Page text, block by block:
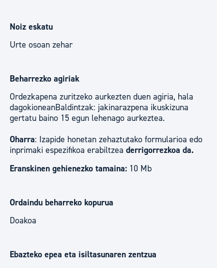
Noiz eskatu
Urte osoan zehar
Beharrezko agiriak
Ordezkapena zuritzeko aurkezten duen agiria, hala
dagokioneanBaldintzak: jakinarazpena ikuskizuna
gertatu baino 15 egun lehenago aurkeztea.
Oharra: Izapide honetan zehaztutako formularioa edo
inprimaki espezifikoa erabiltzea derrigorrezkoa da.
Eranskinen gehienezko tamaina: 10 Mb
Ordaindu beharreko kopurua
Doakoa
Ebazteko epea eta isiltasunaren zentzua